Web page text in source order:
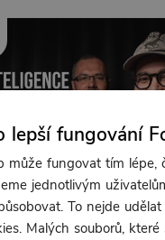
Od 169 Kč
lepší fungování
může fungovat tím lépe,
jednotlivým
To nejde
Malých souborů, které